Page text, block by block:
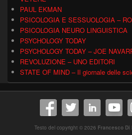
PAUL EKMAN
PSICOLOGIA E SESSUOLOGIA –
PSICOLOGIA NEURO LINGUISTICA
PSYCHOLOGY TODAY
PSYCHOLOGY TODAY – JOE
REVOLUZIONE – UNO EDITORI
STATE OF MIND – Il giornale delle
Testo del copyright © 2026 Francesco Di